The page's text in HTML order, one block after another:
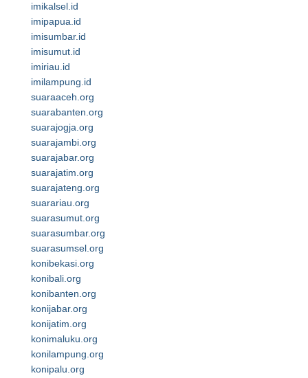
imikalsel.id
imipapua.id
imisumbar.id
imisumut.id
imiriau.id
imilampung.id
suaraaceh.org
suarabanten.org
suarajogja.org
suarajambi.org
suarajabar.org
suarajatim.org
suarajateng.org
suarariau.org
suarasumut.org
suarasumbar.org
suarasumsel.org
konibekasi.org
konibali.org
konibanten.org
konijabar.org
konijatim.org
konimaluku.org
konilampung.org
konipalu.org